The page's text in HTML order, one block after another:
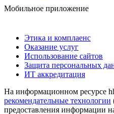
Мобильное приложение
Этика и комплаенс
Оказание услуг
Использование сайтов
Защита персональных
ИТ аккредитация
На информационном ресурсе
рекомендательные технологии
предоставления информации